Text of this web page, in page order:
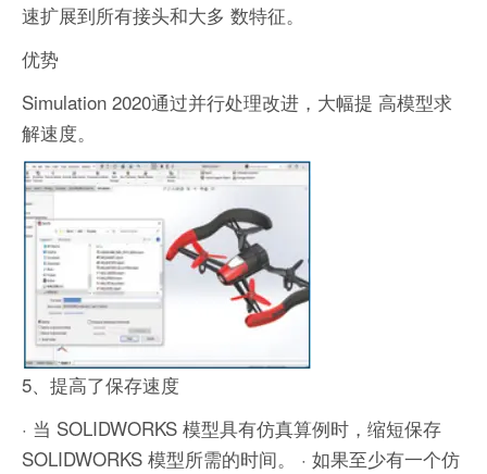
速扩展到所有接头和大多 数特征。
优势
Simulation 2020通过并行处理改进，大幅提 高模型求
解速度。
5、提高了保存速度
· 当 SOLIDWORKS 模型具有仿真算例时，缩短保存
SOLIDWORKS 模型所需的时间。
· 如果至少有一个仿